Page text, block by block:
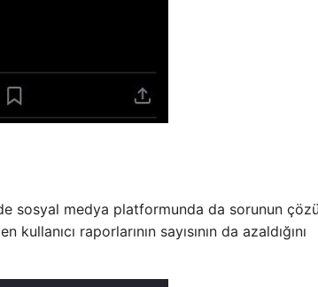
sosyal medya platformunda da sorunun
raporlarının sayısının da azaldığını